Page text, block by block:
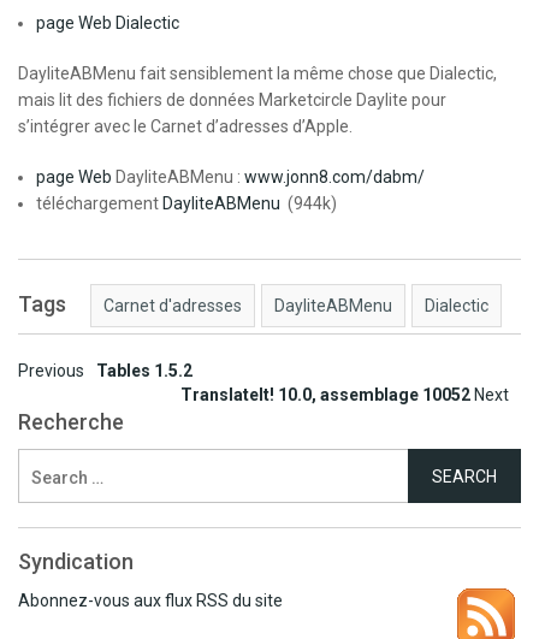
page Web Dialectic
DayliteABMenu fait sensiblement la même chose que Dialectic,
mais lit des fichiers de données Marketcircle Daylite pour
s’intégrer avec le Carnet d’adresses d’Apple.
page Web DayliteABMenu : www.jonn8.com/dabm/
téléchargement DayliteABMenu (944k)
Tags Carnet d'adresses DayliteABMenu Dialectic
Post
navigation
Previous
Tables 1.5.2
TranslateIt! 10.0, assemblage 10052 Next
Recherche
for:
Syndication
Abonnez-vous aux flux RSS du site